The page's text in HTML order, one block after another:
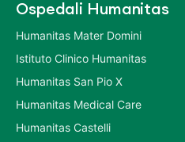
Ospedali Humanitas
Humanitas Mater Domini
Istituto Clinico Humanitas
Humanitas San Pio X
Humanitas Medical Care
Humanitas Castelli